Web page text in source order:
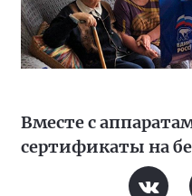
Вместе с
сертификаты на